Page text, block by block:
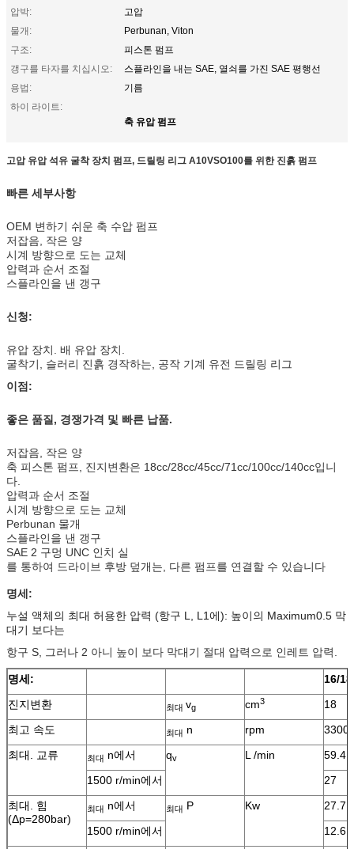
압박:
고압
물개:
Perbunan, Viton
구조:
피스톤 펌프
갱구를 타자를 치십시오:
스플라인을 내는 SAE, 열쇠를 가진 SAE 평행선
용법:
기름
하이 라이트:
축 유압 펌프
고압 유압 석유 굴착 장치 펌프, 드릴링 리그 A10VSO100를 위한 진흙 펌프
빠른 세부사항
OEM 변하기 쉬운 축 수압 펌프
저잡음, 작은 양
시계 방향으로 도는 교체
압력과 순서 조절
스플라인을 낸 갱구
신청:
유압 장치. 배 유압 장치.
굴착기, 슬러리 진흙 경작하는, 공작 기계 유전 드릴링 리그
이점:
좋은 품질, 경쟁가격 및 빠른 납품.
저잡음, 작은 양
축 피스톤 펌프, 진지변환은 18cc/28cc/45cc/71cc/100cc/140cc입니
다.
압력과 순서 조절
시계 방향으로 도는 교체
Perbunan 물개
스플라인을 낸 갱구
SAE 2 구멍 UNC 인치 실
를 통하여 드라이브 후방 덮개는, 다른 펌프를 연결할 수 있습니다
명세:
누설 액체의 최대 허용한 압력 (항구 L, L1에): 높이의 Maximum0.5 막
대기 보다는
항구 S, 그러나 2 아니 높이 보다 막대기 절대 압력으로 인레트 압력.
명세:
16/18
진지변환
최대 vg cm3
18
최고 속도
최대 n rpm
3300
최대. 교류
최대 n에서 qv L /min
59.4
1500 r/min에서
27
최대. 힘
(Δp=280bar)
최대 n에서 최대 P Kw
27.7
1500 r/min에서
12.6